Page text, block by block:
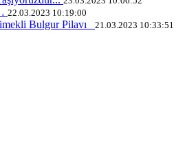
22.03.2023 10:19:00
Bulgur Pilavı 21.03.2023 10:33:51